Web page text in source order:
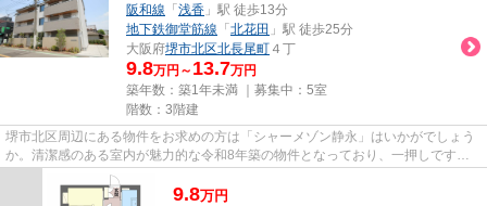
阪和線 「 浅香 」駅 徒歩13分
地下鉄御堂筋線 「 北花田 」駅 徒歩25分
大阪府堺市北区北長尾町 ４丁
9.8万円～ 13.7万円
築年数：築1年未満 ｜募集中： 5室
階数：3階建
堺市北区周辺にある物件をお求めの方は「シャーメゾン静永」はいかがでしょう
か。清潔感のある室内が魅力的な令和8年築の物件となっており、一押しです。
あると使い勝手がよく利便性が...
9.8万円